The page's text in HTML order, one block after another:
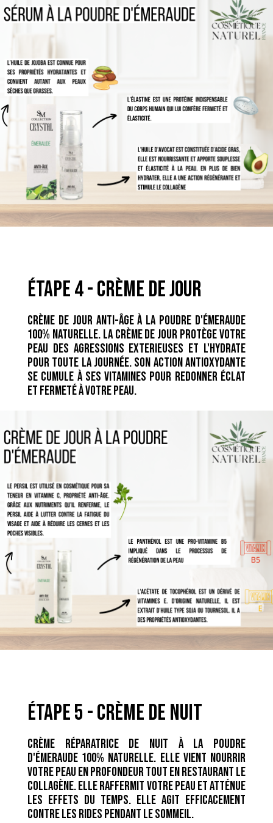
étape 4 - crème de jour
Crème de jour anti-âge à la poudre d'émeraude
100% naturelle. La crème de jour protège votre
peau des agressions exterieuses et l'hydrate
pour toute la journée. Son action antioxydante
se cumule à ses vitamines pour redonner éclat
et fermeté à votre peau.
étape 5 - crème de nuit
Crème réparatrice de nuit à la poudre
d'émeraude 100% naturelle. Elle vient nourrir
votre peau en profondeur tout en restaurant le
collagène. Elle raffermit votre peau et atténue
les effets du temps. Elle agit efficacement
contre les rides pendant le sommeil.